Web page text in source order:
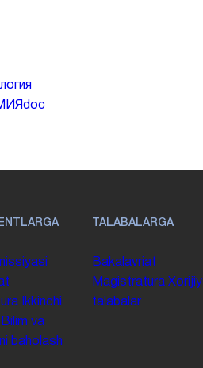
Ikkinchi
Bilim va
baholash
TALABALARGA
Bakalavriat
Magistratura Xorijiy
talabalar